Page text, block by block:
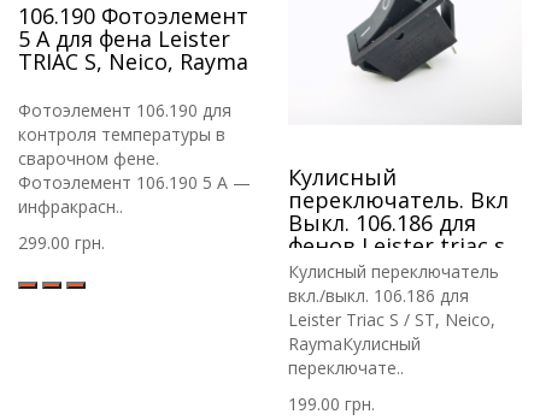
106.190 Фотоэлемент
5 A для фена Leister
TRIAC S, Neico, Rayma
Фотоэлемент 106.190 для
контроля температуры в
сварочном фене.
Фотоэлемент 106.190 5 A —
инфракрасн..
299.00 грн.
Кулисный
переключатель. Вкл
Выкл. 106.186 для
фенов Leister triac s.
Neico, Rayma и др.
Кулисный переключатель
вкл./выкл. 106.186 для
Leister Triac S / ST, Neico,
RaymaКулисный
переключате..
199.00 грн.